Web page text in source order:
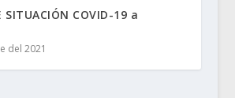
SITUACIÓN COVID-19 a
del 2021